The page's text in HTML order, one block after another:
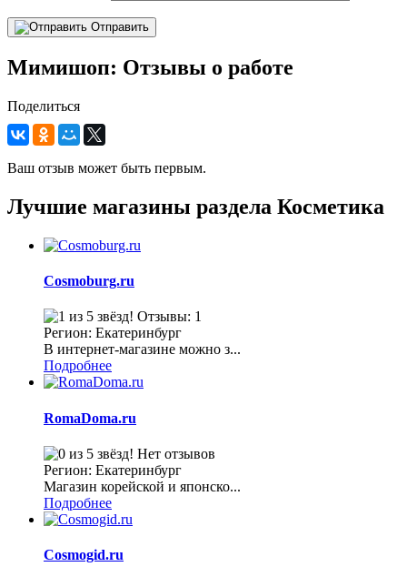
Отправить
Мимишоп: Отзывы о работе
Поделиться
Ваш отзыв может быть первым.
Лучшие магазины раздела Косметика
Cosmoburg.ru
Отзывы: 1
Регион: Екатеринбург
В интернет-магазине можно з...
Подробнее
RomaDoma.ru
Нет отзывов
Регион: Екатеринбург
Магазин корейской и японско...
Подробнее
Cosmogid.ru